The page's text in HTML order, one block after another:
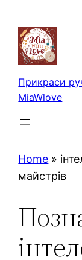
вмісту
Прикраси
MiaWlove
Home »
майстрів